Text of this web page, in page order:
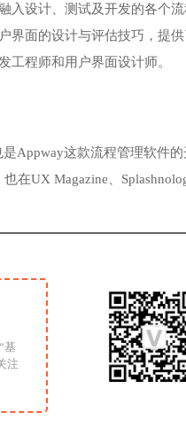
入设计、测试及开发的各个
面的设计与评估技巧，提供
工程师和用户界面设计师。
Appway这款流程管理软件
在UX Magazine、
基
注